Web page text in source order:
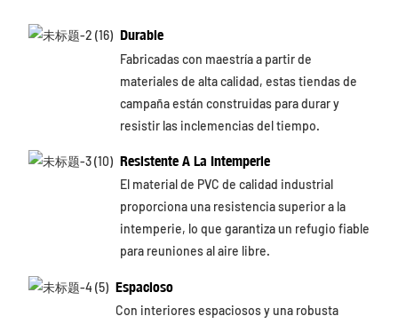
Durable
Fabricadas con maestría a partir de
materiales de alta calidad, estas tiendas de
campaña están construidas para durar y
resistir las inclemencias del tiempo.
Resistente A La Intemperie
El material de PVC de calidad industrial
proporciona una resistencia superior a la
intemperie, lo que garantiza un refugio fiable
para reuniones al aire libre.
Espacioso
Con interiores espaciosos y una robusta